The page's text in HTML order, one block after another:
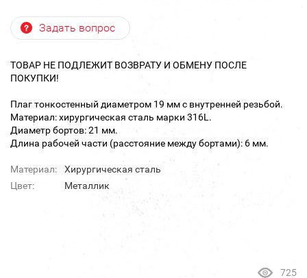
Задать вопрос
ТОВАР НЕ ПОДЛЕЖИТ ВОЗВРАТУ И ОБМЕНУ ПОСЛЕ
ПОКУПКИ!
Плаг тонкостенный диаметром 19 мм с внутренней резьбой.
Материал: хирургическая сталь марки 316L.
Диаметр бортов: 21 мм.
Длина рабочей части (расстояние между бортами): 6 мм.
Материал:
Хирургическая сталь
Цвет:
Металлик
725